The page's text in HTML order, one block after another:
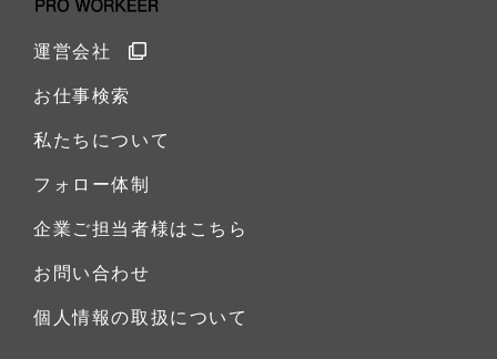
運営会社
お仕事検索
私たちについて
フォロー体制
企業ご担当者様はこちら
お問い合わせ
個人情報の取扱について